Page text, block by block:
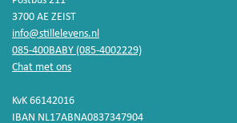
3700 AE ZEIST
info@stillelevens.nl
085-400BABY (085-4002229)
Chat met ons
KvK 66142016
IBAN NL17ABNA0837347904